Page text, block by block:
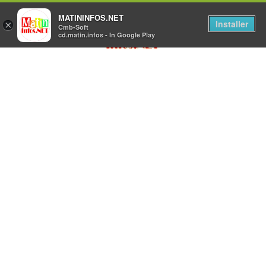
×
MATININFOS.NET
Cmb-Soft
cd.matin.infos - In Google Play
Installer